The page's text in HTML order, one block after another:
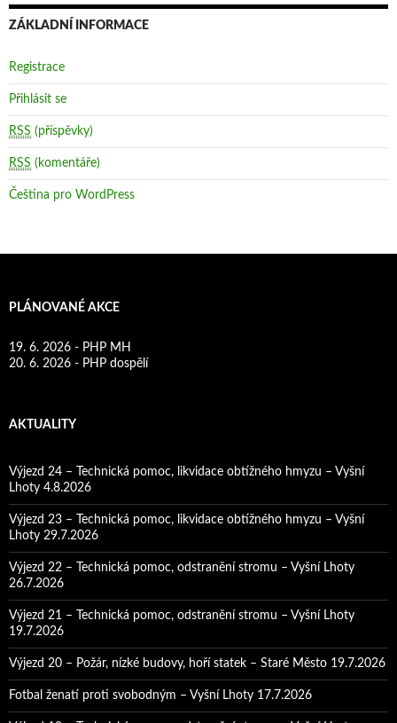
ZÁKLADNÍ INFORMACE
Registrace
Přihlásit se
RSS (příspěvky)
RSS (komentáře)
Čeština pro WordPress
PLÁNOVANÉ AKCE
19. 6. 2026 - PHP MH
20. 6. 2026 - PHP dospělí
AKTUALITY
Výjezd 24 – Technická pomoc, likvidace obtížného hmyzu – Vyšní
Lhoty 4.8.2026
Výjezd 23 – Technická pomoc, likvidace obtížného hmyzu – Vyšní
Lhoty 29.7.2026
Výjezd 22 – Technická pomoc, odstranění stromu – Vyšní Lhoty
26.7.2026
Výjezd 21 – Technická pomoc, odstranění stromu – Vyšní Lhoty
19.7.2026
Výjezd 20 – Požár, nízké budovy, hoří statek – Staré Město 19.7.2026
Fotbal ženatí proti svobodným – Vyšní Lhoty 17.7.2026